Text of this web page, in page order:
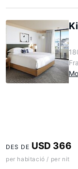
DES DE USD 366
per habitació / per nit